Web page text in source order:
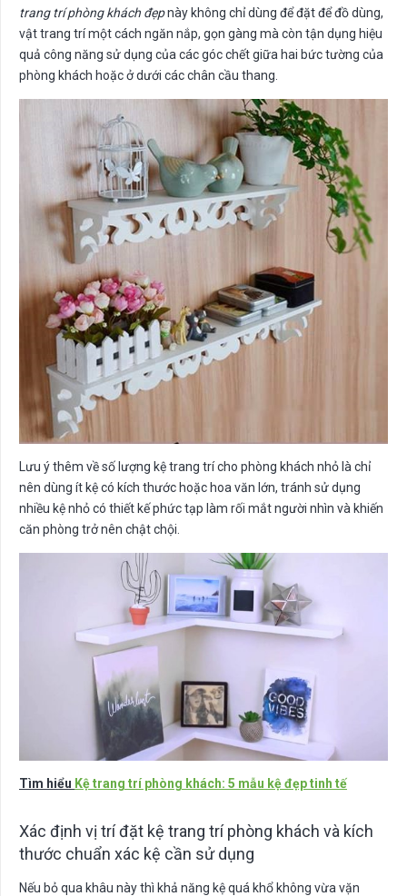
trang trí phòng khách đẹpnày không chỉ dùng để đặt để đồ dùng,
vật trang trí một cách ngăn nắp, gọn gàng mà còn tận dụng hiệu
quả công năng sử dụng của các góc chết giữa hai bức tường của
phòng khách hoặc ở dưới các chân cầu thang.
Lưu ý thêm về số lượng kệ trang trí cho phòng khách nhỏ là chỉ
nên dùng ít kệ có kích thước hoặc hoa văn lớn, tránh sử dụng
nhiều kệ nhỏ có thiết kế phức tạp làm rối mắt người nhìn và khiến
căn phòng trở nên chật chội.
Tìm hiểu Kệ trang trí phòng khách: 5 mẫu kệ đẹp tinh tế
Xác định vị trí đặt kệ trang trí phòng khách và kích
thước chuẩn xác kệ cần sử dụng
Nếu bỏ qua khâu này thì khả năng kệ quá khổ không vừa vặn